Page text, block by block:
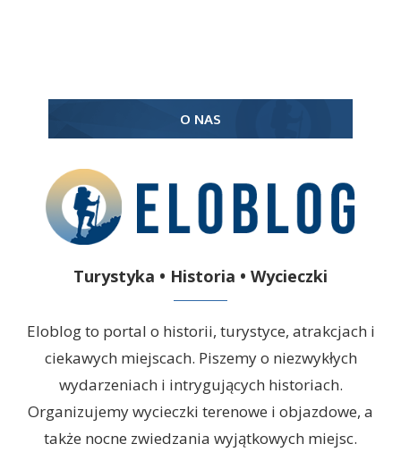
O NAS
Turystyka • Historia • Wycieczki
Eloblog to portal o historii, turystyce, atrakcjach i
ciekawych miejscach. Piszemy o niezwykłych
wydarzeniach i intrygujących historiach.
Organizujemy wycieczki terenowe i objazdowe, a
także nocne zwiedzania wyjątkowych miejsc.